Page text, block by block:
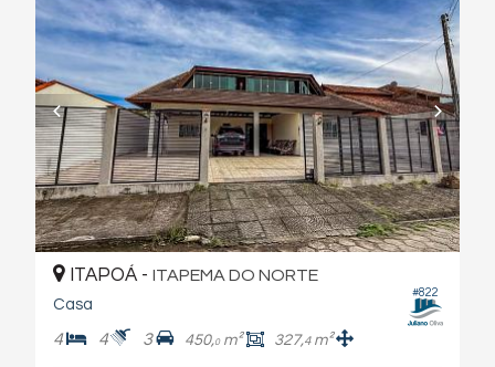
#822
ITAPOÁ - ITAPEMA DO NORTE
Casa
4 4 3 450,0m² 327,4m²